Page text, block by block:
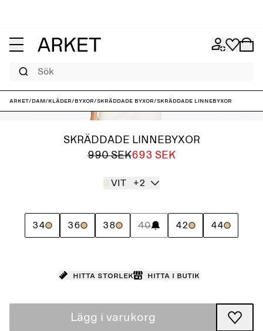
ARKET/Dam/Kläder/Byxor/Skräddade byxor/Skräddade linnebyxor
SKRÄDDADE LINNEBYXOR
990 SEK693 SEK
VIT +2
34 36 38 40 42 44
Hitta storlek Hitta i butik
Lägg i varukorg